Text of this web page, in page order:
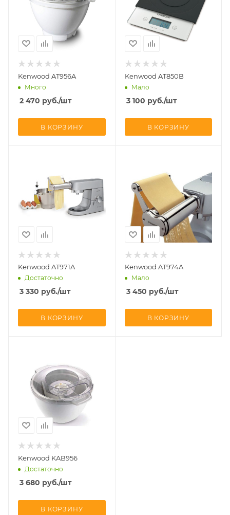
Kenwood AT956A
Много
2 470 руб./шт
В КОРЗИНУ
Kenwood AT850B
Мало
3 100 руб./шт
В КОРЗИНУ
Kenwood AT971A
Достаточно
3 330 руб./шт
В КОРЗИНУ
Kenwood AT974A
Мало
3 450 руб./шт
В КОРЗИНУ
Kenwood KAB956
Достаточно
3 680 руб./шт
В КОРЗИНУ